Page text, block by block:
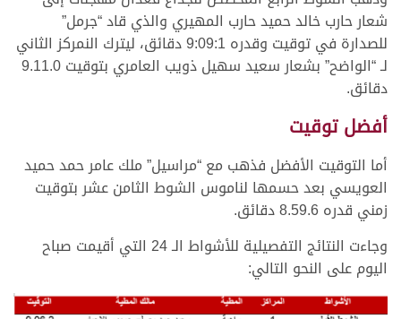
شعار حارب خالد حميد حارب المهيري والذي قاد “جرمل”
للصدارة في توقيت وقدره 9:09:1 دقائق، ليترك النمركز الثاني
لـ “الواضح” بشعار سعيد سهيل ذويب العامري بتوقيت 9.11.0
دقائق.
أفضل توقيت
أما التوقيت الأفضل فذهب مع “مراسيل” ملك عامر حمد حميد
العويسي بعد حسمها لناموس الشوط الثامن عشر بتوقيت
زمني قدره 8.59.6 دقائق.
وجاءت النتائج التفصيلية للأشواط الـ 24 التي أقيمت صباح
اليوم على النحو التالي: